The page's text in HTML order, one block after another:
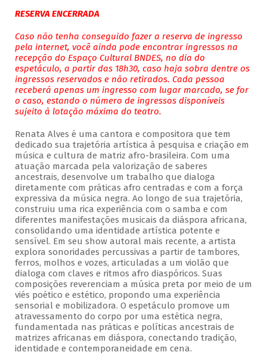
RESERVA ENCERRADA
Caso não tenha conseguido fazer a reserva de ingresso
pela internet, você ainda pode encontrar ingressos na
recepção do Espaço Cultural BNDES, no dia do
espetáculo, a partir das 18h30, caso haja sobra dentre os
ingressos reservados e não retirados. Cada pessoa
receberá apenas um ingresso com lugar marcado, se for
o caso, estando o número de ingressos disponíveis
sujeito à lotação máxima do teatro.
Renata Alves é uma cantora e compositora que tem
dedicado sua trajetória artística à pesquisa e criação em
música e cultura de matriz afro-brasileira. Com uma
atuação marcada pela valorização de saberes
ancestrais, desenvolve um trabalho que dialoga
diretamente com práticas afro centradas e com a força
expressiva da música negra. Ao longo de sua trajetória,
construiu uma rica experiência com o samba e com
diferentes manifestações musicais da diáspora africana,
consolidando uma identidade artística potente e
sensível. Em seu show autoral mais recente, a artista
explora sonoridades percussivas a partir de tambores,
ferros, molhos e vozes, articuladas a um violão que
dialoga com claves e ritmos afro diaspóricos. Suas
composições reverenciam a música preta por meio de um
viés poético e estético, propondo uma experiência
sensorial e mobilizadora. O espetáculo promove um
atravessamento do corpo por uma estética negra,
fundamentada nas práticas e políticas ancestrais de
matrizes africanas em diáspora, conectando tradição,
identidade e contemporaneidade em cena.